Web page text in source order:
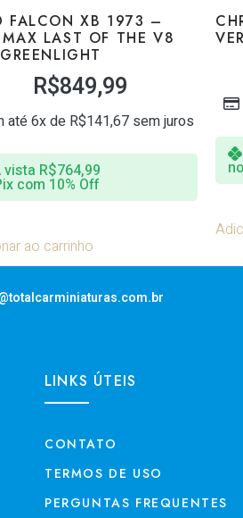
FALCON XB 1973 –
LAST OF THE V8
R$849,99
até 6x de R$141,67 sem juros
vista R$764,99
com 10% Off
ao carrinho
LINKS ÚTEIS
CONTATO
TERMOS DE USO
PERGUNTAS FREQUENTES